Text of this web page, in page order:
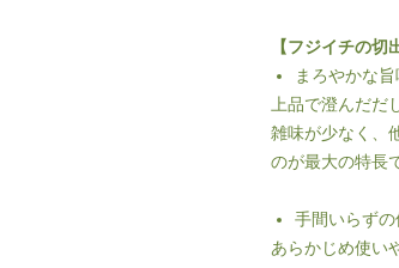
【フジイチの切
まろやかな
上品で澄んだだ
雑味が少なく、
のが最大の特長
手間いらずの
あらかじめ使い